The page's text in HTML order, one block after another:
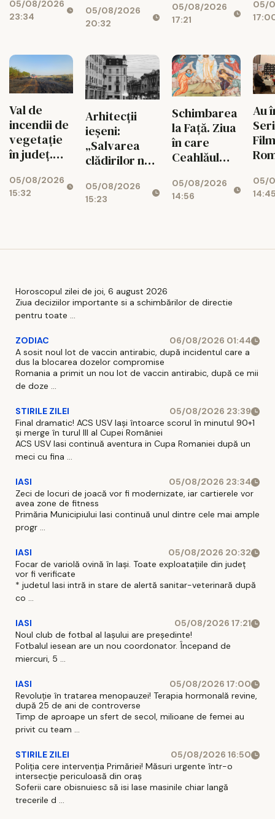
scorul în
minutul
merge în
turul III al
Cupei
României
05/08/2026
23:34
vor avea
zone de
05/08/2026
20:32
din județ
vor
05/08/2026
17:21
05/
Val de
incendii de
vegetație
în județ.
cuprins
zeci de
05/08/2026
15:32
Arhitecții
ieșeni:
„Salvarea
clădirilor nu
doar fațade”
05/08/2026
15:23
Schimbarea
la Față. Ziua
în care
Ceahlăul
munte sfânt
05/08/2026
14:56
Au
05/
Horoscopul zilei de joi, 6 august 2026
Ziua deciziilor importante si a schimbărilor de directie
pentru toate ...
ZODIAC
06/08/2026 01:44
A sosit noul lot de vaccin antirabic, după incidentul care a
dus la blocarea dozelor compromise
Romania a primit un nou lot de vaccin antirabic, după ce mii
de doze ...
STIRILE ZILEI
05/08/2026 23:39
Final dramatic! ACS USV Iași întoarce scorul în minutul 90+1
și merge în turul III al Cupei României
ACS USV Iasi continuă aventura in Cupa Romaniei după un
meci cu fina ...
IASI
05/08/2026 23:34
Zeci de locuri de joacă vor fi modernizate, iar cartierele vor
avea zone de fitness
Primăria Municipiului Iasi continuă unul dintre cele mai ample
progr ...
IASI
05/08/2026 20:32
Focar de variolă ovină în Iași. Toate exploatațiile din județ
vor fi verificate
* judetul Iasi intră in stare de alertă sanitar-veterinară după
co ...
IASI
05/08/2026 17:21
Noul club de fotbal al Iașului are președinte!
Fotbalul iesean are un nou coordonator. Începand de
miercuri, 5 ...
IASI
05/08/2026 17:00
Revoluție în tratarea menopauzei! Terapia hormonală revine,
după 25 de ani de controverse
Timp de aproape un sfert de secol, milioane de femei au
privit cu team ...
STIRILE ZILEI
05/08/2026 16:50
Poliția cere intervenția Primăriei! Măsuri urgente într-o
intersecție periculoasă din oraș
Soferii care obisnuiesc să isi lase masinile chiar langă
trecerile d ...